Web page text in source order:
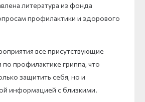
литература из фонда
профилактики и здорового
все присутствующие
по профилактике гриппа, что
защитить себя, но и
информацией с близкими.